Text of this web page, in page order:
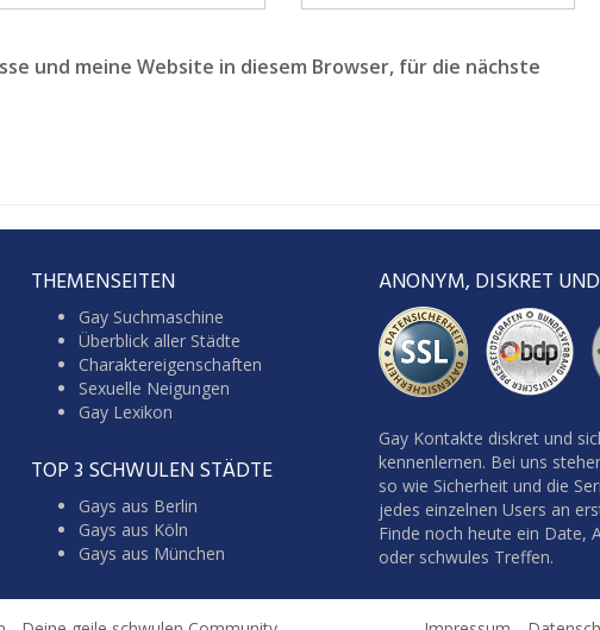
und meine Website in diesem Browser, für die nächste
THEMENSEITEN
Gay Suchmaschine
Überblick aller Städte
Charaktereigenschaften
Sexuelle Neigungen
Gay Lexikon
TOP 3 SCHWULEN STÄDTE
Gays aus Berlin
Gays aus Köln
Gays aus München
ANONYM, DISKRET
Gay Kontakte diskret und
kennenlernen. Bei uns
so wie Sicherheit und die
jedes einzelnen Users an
Finde noch heute ein Date,
oder schwules Treffen.